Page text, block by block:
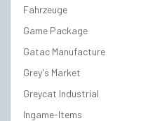
Fahrzeuge
Game Package
Gatac Manufacture
Grey's Market
Greycat Industrial
Ingame-Items